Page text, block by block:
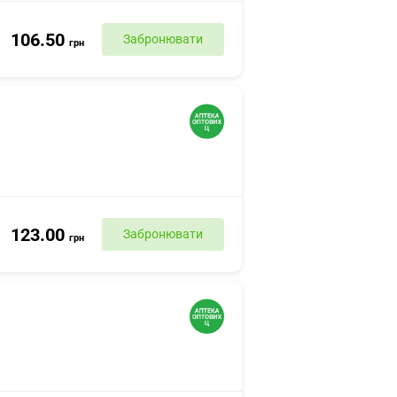
106.50 грн Забронювати
123.00 грн Забронювати